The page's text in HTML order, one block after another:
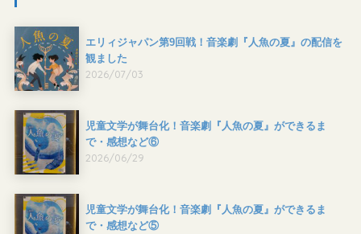
エリィジャパン第9回戦！音楽劇『人魚の夏』の配信を
観ました
2026/07/03
児童文学が舞台化！音楽劇『人魚の夏』ができるま
で・感想など⑥
2026/06/29
児童文学が舞台化！音楽劇『人魚の夏』ができるま
で・感想など⑤